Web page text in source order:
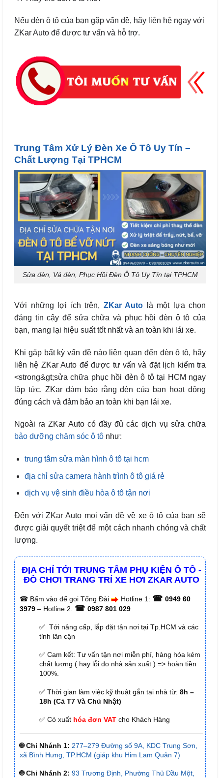
Nếu đèn ô tô của bạn gặp vấn đề, hãy liên hệ ngay với
ZKar Auto để được tư vấn và hỗ trợ.
Trung Tâm Xử Lý Đèn Xe Ô Tô Uy Tín –
Chất Lượng Tại TPHCM
Sửa đèn, Vá đèn, Phục Hồi Đèn Ô Tô Uy Tín tại TPHCM
Với những lợi ích trên, ZKar Auto là một lựa chọn
đáng tin cậy để sửa chữa và phục hồi đèn ô tô của
bạn, mang lại hiệu suất tốt nhất và an toàn khi lái xe.
Khi gặp bất kỳ vấn đề nào liên quan đến đèn ô tô, hãy
liên hệ ZKar Auto để được tư vấn và đặt lịch kiểm tra
<strong&gt;sửa chữa phục hồi đèn ô tô tại HCM ngay
lập tức. ZKar đảm bảo rằng đèn của bạn hoạt động
đúng cách và đảm bảo an toàn khi bạn lái xe.
Ngoài ra ZKar Auto có đầy đủ các dịch vụ sửa chữa
bảo dưỡng chăm sóc ô tô như:
trung tâm sửa màn hình ô tô tại hcm
địa chỉ sửa camera hành trình ô tô giá rẻ
dịch vụ vệ sinh điều hòa ô tô tận nơi
Đến với ZKar Auto mọi vấn đề về xe ô tô của bạn sẽ
được giải quyết triệt để một cách nhanh chóng và chất
lượng.
ĐỊA CHỈ TỚI TRUNG TÂM PHỤ KIỆN Ô TÔ -
ĐỒ CHƠI TRANG TRÍ XE HƠI ZKAR AUTO
☎ Bấm vào để gọi Tổng Đài Hotline 1: ☎ 0949 60
3979 – Hotline 2: ☎ 0987 801 029
✅ Tới nâng cấp, lắp đặt tận nơi tại Tp.HCM và các
tỉnh lân cận
✅ Cam kết: Tư vấn tận nơi miễn phí, hàng hóa kém
chất lượng ( hay lỗi do nhà sản xuất ) => hoàn tiền
100%.
✅ Thời gian làm việc kỹ thuật gắn tại nhà từ: 8h –
18h (Cả T7 Và Chủ Nhật)
✅ Có xuất hóa đơn VAT cho Khách Hàng
🌐 Chi Nhánh 1: 277–279 Đường số 9A, KDC Trung Sơn,
xã Bình Hưng, TP.HCM (giáp khu Him Lam Quận 7)
🌐 Chi Nhánh 2: 93 Trương Định, Phường Thủ Dầu Một,